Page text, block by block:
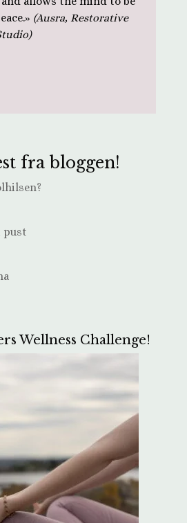
(Ausra, Restorative
fra bloggen!
pust
Wellness Challenge!